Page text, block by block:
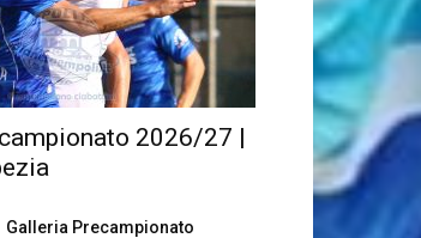
2026/27 |
Galleria Precampionato